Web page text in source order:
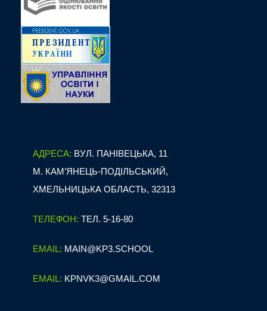
АДРЕСА: ВУЛ. ПАНІВЕЦЬКА, 11
М. КАМ’ЯНЕЦЬ-ПОДІЛЬСЬКИЙ,
ХМЕЛЬНИЦЬКА ОБЛАСТЬ, 32313
ТЕЛЕФОН: ТЕЛ. 5-16-80
EMAIL: MAIN@KP3.SCHOOL
EMAIL: KPNVK3@GMAIL.COM